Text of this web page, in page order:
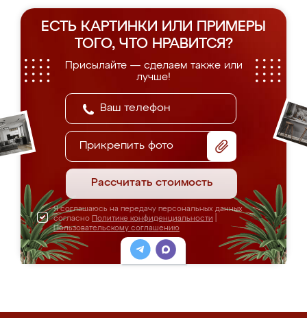
ЕСТЬ КАРТИНКИ ИЛИ ПРИМЕРЫ
ТОГО, ЧТО НРАВИТСЯ?
Присылайте — сделаем также или
лучше!
Прикрепить фото
Рассчитать стоимость
Я соглашаюсь на передачу персональных данных
согласно Политике конфиденциальности
Пользовательскому соглашению